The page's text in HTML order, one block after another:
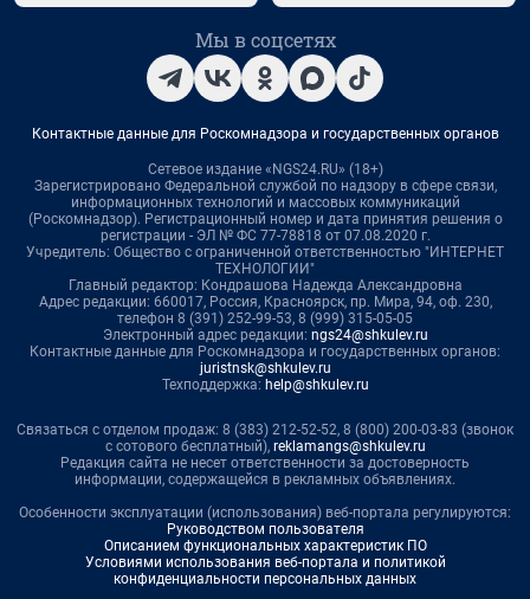
Мы в соцсетях
Контактные данные для Роскомнадзора и государственных органов
Сетевое издание «NGS24.RU» (18+)
Зарегистрировано Федеральной службой по надзору в сфере связи,
информационных технологий и массовых коммуникаций
(Роскомнадзор). Регистрационный номер и дата принятия решения о
регистрации - ЭЛ № ФС 77-78818 от 07.08.2020 г.
Учредитель: Общество с ограниченной ответственностью "ИНТЕРНЕТ
ТЕХНОЛОГИИ"
Главный редактор: Кондрашова Надежда Александровна
Адрес редакции: 660017, Россия, Красноярск, пр. Мира, 94, оф. 230,
телефон 8 (391) 252-99-53, 8 (999) 315-05-05
Электронный адрес редакции: ngs24@shkulev.ru
Контактные данные для Роскомнадзора и государственных органов:
juristnsk@shkulev.ru
Техподдержка: help@shkulev.ru
Связаться с отделом продаж: 8 (383) 212-52-52, 8 (800) 200-03-83 (звонок
с сотового бесплатный), reklamangs@shkulev.ru
Редакция сайта не несет ответственности за достоверность
информации, содержащейся в рекламных объявлениях.
Особенности эксплуатации (использования) веб-портала регулируются:
Руководством пользователя
Описанием функциональных характеристик ПО
Условиями использования веб-портала и политикой
конфиденциальности персональных данных